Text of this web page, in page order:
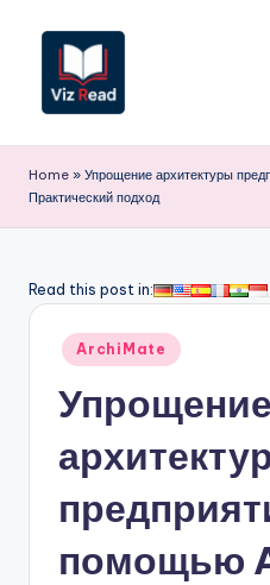
Перейти
содержимому
iz
R
a
Home » Упрощение архитектуры
Практический подход
Read this post in:
Опубликовано
ArchiMate
Упрощение
помощью